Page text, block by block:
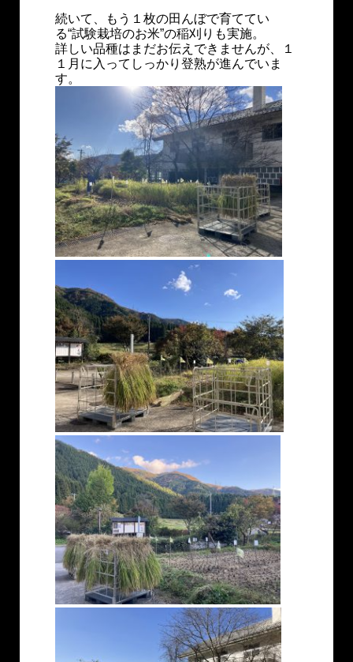
続いて、もう１枚の田んぼで育ててい
る“試験栽培のお米”の稲刈りも実施。
詳しい品種はまだお伝えできませんが、１
１月に入ってしっかり登熟が進んでいま
す。